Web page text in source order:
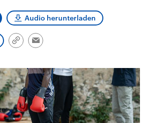
anstehenden
Audio herunterladen
Link
Email